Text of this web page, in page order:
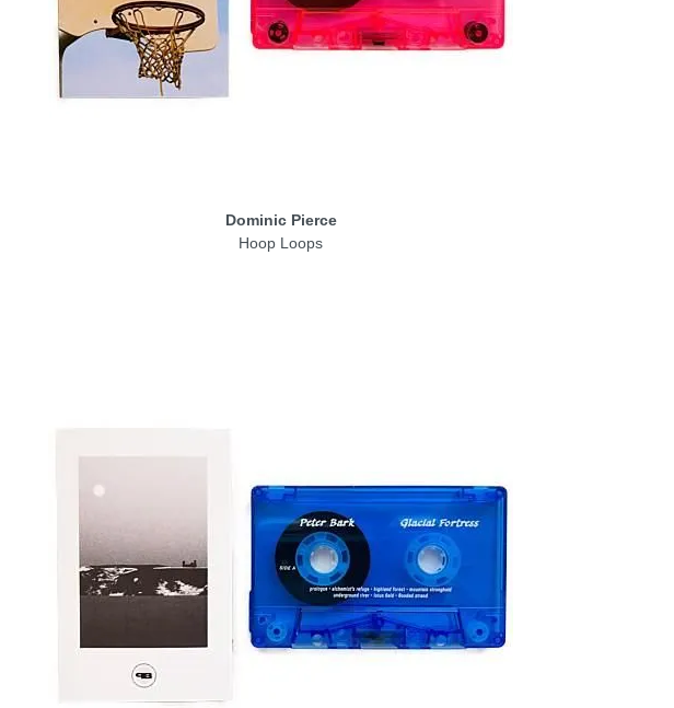
Dominic Pierce
Hoop Loops